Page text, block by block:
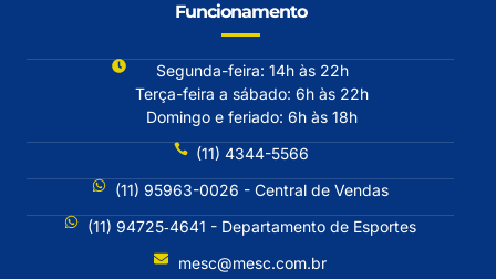
Funcionamento
Segunda-feira: 14h às 22h
Terça-feira a sábado: 6h às 22h
Domingo e feriado: 6h às 18h
(11) 4344-5566
(11) 95963-0026 - Central de Vendas
(11) 94725‐4641 - Departamento de Esportes
mesc@mesc.com.br